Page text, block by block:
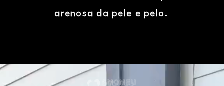
arenosa da pele e pelo.